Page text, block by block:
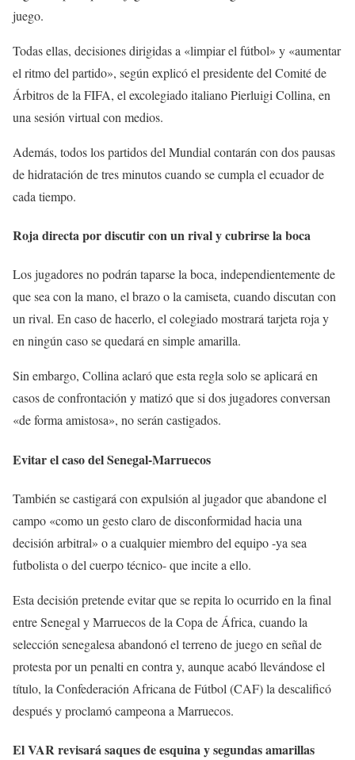
juego.
Todas ellas, decisiones dirigidas a «limpiar el fútbol» y «aumentar
el ritmo del partido», según explicó el presidente del Comité de
Árbitros de la FIFA, el excolegiado italiano Pierluigi Collina, en
una sesión virtual con medios.
Además, todos los partidos del Mundial contarán con dos pausas
de hidratación de tres minutos cuando se cumpla el ecuador de
cada tiempo.
Roja directa por discutir con un rival y cubrirse la boca
Los jugadores no podrán taparse la boca, independientemente de
que sea con la mano, el brazo o la camiseta, cuando discutan con
un rival. En caso de hacerlo, el colegiado mostrará tarjeta roja y
en ningún caso se quedará en simple amarilla.
Sin embargo, Collina aclaró que esta regla solo se aplicará en
casos de confrontación y matizó que si dos jugadores conversan
«de forma amistosa», no serán castigados.
Evitar el caso del Senegal-Marruecos
También se castigará con expulsión al jugador que abandone el
campo «como un gesto claro de disconformidad hacia una
decisión arbitral» o a cualquier miembro del equipo -ya sea
futbolista o del cuerpo técnico- que incite a ello.
Esta decisión pretende evitar que se repita lo ocurrido en la final
entre Senegal y Marruecos de la Copa de África, cuando la
selección senegalesa abandonó el terreno de juego en señal de
protesta por un penalti en contra y, aunque acabó llevándose el
título, la Confederación Africana de Fútbol (CAF) la descalificó
después y proclamó campeona a Marruecos.
El VAR revisará saques de esquina y segundas amarillas